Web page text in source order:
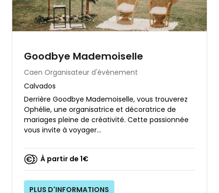
Goodbye Mademoiselle
Caen Organisateur d'événement
Calvados
Derrière Goodbye Mademoiselle, vous trouverez
Ophélie, une organisatrice et décoratrice de
mariages pleine de créativité. Cette passionnée
vous invite à voyager...
À partir de 1€
PLUS D'INFORMATIONS